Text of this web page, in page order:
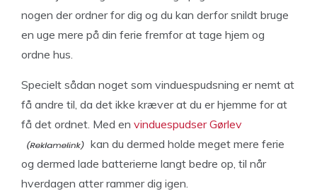
nogen der ordner for dig og du kan derfor snildt bruge
en uge mere på din ferie fremfor at tage hjem og
ordne hus.
Specielt sådan noget som vinduespudsning er nemt at
få andre til, da det ikke kræver at du er hjemme for at
få det ordnet. Med en vinduespudser Gørlev
kan du dermed holde meget mere ferie
og dermed lade batterierne langt bedre op, til når
hverdagen atter rammer dig igen.